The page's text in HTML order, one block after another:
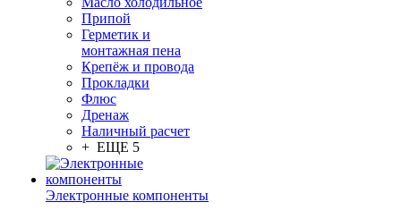
Припой
Герметик и
монтажная пена
Крепёж и провода
Прокладки
Флюс
Дренаж
Наличный расчет
+ ЕЩЕ 5
Электронные компоненты